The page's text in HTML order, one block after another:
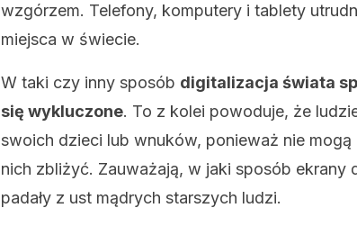
wzgórzem. Telefony, komputery i tablety
miejsca w świecie.
W taki czy inny sposób digitalizacja świata
się wykluczone. To z kolei powoduje, że
swoich dzieci lub wnuków, ponieważ nie
nich zbliżyć. Zauważają, w jaki sposób ekrany
padały z ust mądrych starszych ludzi.